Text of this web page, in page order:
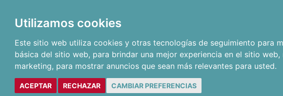
Utilizamos cookies
Este sitio web utiliza cookies y otras tecnologías de seguimiento para
básica del sitio web, para brindar una mejor experiencia en el sitio web,
marketing, para mostrar anuncios que sean más relevantes para usted.
ACEPTAR RECHAZAR CAMBIAR PREFERENCIAS